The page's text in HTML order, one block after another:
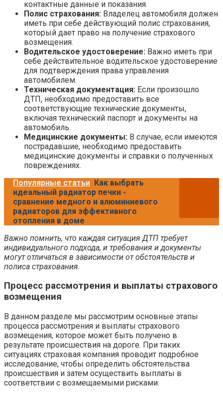
контактные данные и показания.
Полис страхования: Владелец автомобиля должен
иметь при себе действующий полис страхования,
который дает право на получение страхового
возмещения.
Водительское удостоверение: Важно иметь при
себе действительное водительское удостоверение
для подтверждения права управления
автомобилем.
Техническая документация: Если произошло
ДТП, необходимо предоставить все
соответствующие технические документы,
включая технический паспорт и документы на
автомобиль.
Медицинские документы: В случае, если имеются
пострадавшие, необходимо предоставить
медицинские документы и справки о полученных
повреждениях.
Популярные статьи Как выбрать
идеальный радиатор печки -
сравнение медного и алюминиевого
радиаторов для эффективного
отопления в доме
Важно помнить, что каждая ситуация ДТП требует
индивидуального подхода, и требования и документы
могут отличаться в зависимости от обстоятельств и
полиса страхования.
Процесс рассмотрения и выплаты страхового
возмещения
В данном разделе мы рассмотрим основные этапы
процесса рассмотрения и выплаты страхового
возмещения, которое может быть получено в
результате происшествия на дороге. При таких
ситуациях страховая компания проводит подробное
исследование, чтобы определить обстоятельства
происшествия и затем осуществить выплаты в
соответствии с возмещаемыми рисками.